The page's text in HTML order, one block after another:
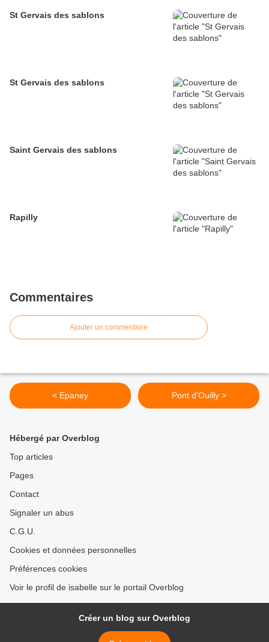
St Gervais des sablons
St Gervais des sablons
Saint Gervais des sablons
Rapilly
Commentaires
Ajouter un commentaire
< Epaney Pont d'Ouilly >
Hébergé par Overblog
Top articles
Pages
Contact
Signaler un abus
C.G.U.
Cookies et données personnelles
Préférences cookies
Voir le profil de isabelle sur le portail Overblog
Créer un blog sur Overblog